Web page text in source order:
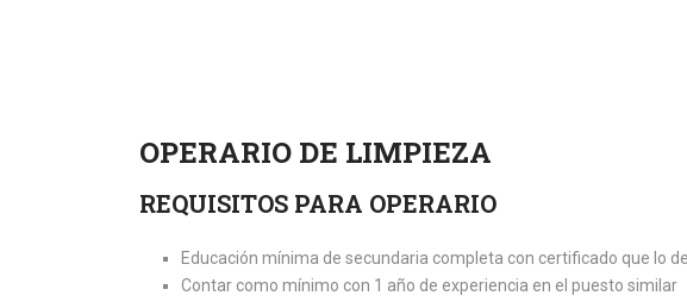
OPERARIO DE LIMPIEZA
REQUISITOS PARA OPERARIO
Educación mínima de secundaria completa con certificado que lo
Contar como mínimo con 1 año de experiencia en el puesto similar